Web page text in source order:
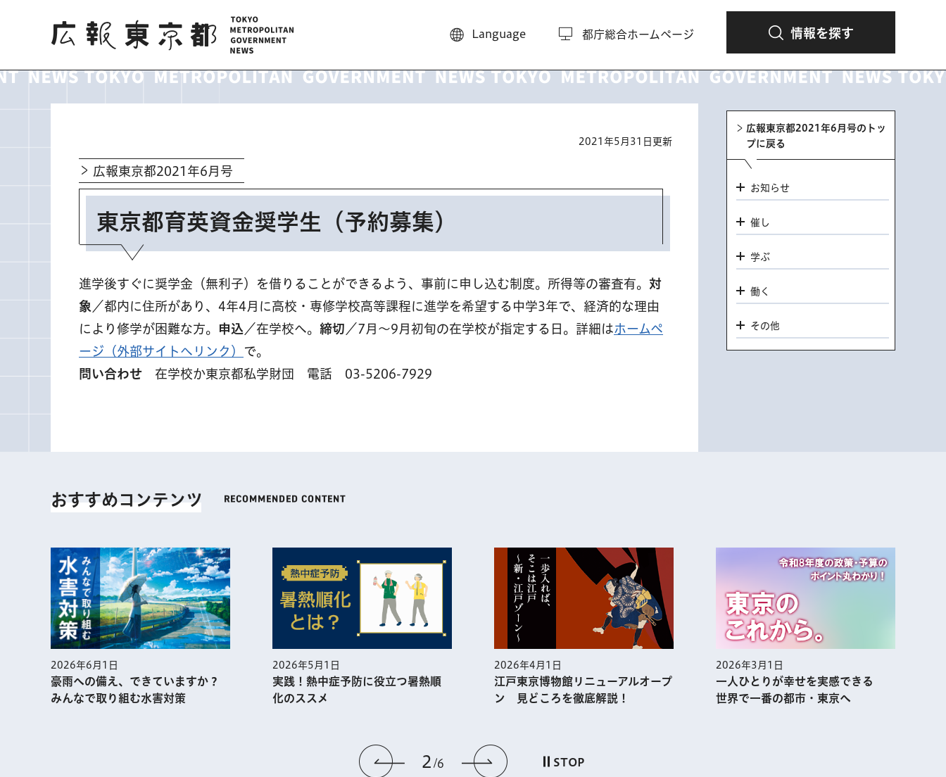
広報東京都
Language 都庁総合ホームページ 情報を探す
2021年5月31日更新
広報東京都2021年6月号
東京都育英資金奨学生（予約募集）
進学後すぐに奨学金（無利子）を借りることができるよう、事前に申し込む制度。所得等の審査有。 対
象 ／都内に住所があり、4年4月に高校・専修学校高等課程に進学を希望する中学3年で、経済的な理由
により修学が困難な方。
申込 ／在学校へ。 締切 ／7月～9月初旬の在学校が指定する日。詳細はホームペ
ージ（外部サイトへリンク）
で。
問い合わせ 在学校か東京都私学財団 電話 03-5206-7929
広報東京都2021年6月号のトッ
プに戻る
お知らせ
催し
学ぶ
働く
その他
おすすめコンテンツ
前のスライドを表示
2 6 次のスライドを表示
STOP
2026年6月1日
豪雨への備え、できていますか？
みんなで取り組む水害対策
2026年5月1日
実践！熱中症予防に役⽴つ暑熱順
化のススメ
2026年4月1日
江戸東京博物館リニューアルオープ
ン 見どころを徹底解説！
2026年3月1日
一人ひとりが幸せを実感できる
世界で一番の都市・東京へ